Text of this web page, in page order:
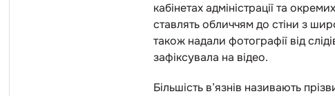
кабінетах адміністрації та
ставлять обличчям до стіни з
також надали фотографії від
зафіксувала на відео.
Більшість в’язнів називають